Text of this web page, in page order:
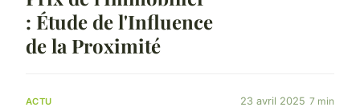
: Étude de l'Influence
de la Proximité
ACTU 23 avril 2025 7 min